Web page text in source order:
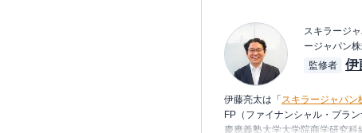
スキラージ
ージャパン
監修者
伊
伊藤亮太は「 スキラージャパン
FP（ファイナンシャル・プラン
慶應義塾大学大学院商学研究